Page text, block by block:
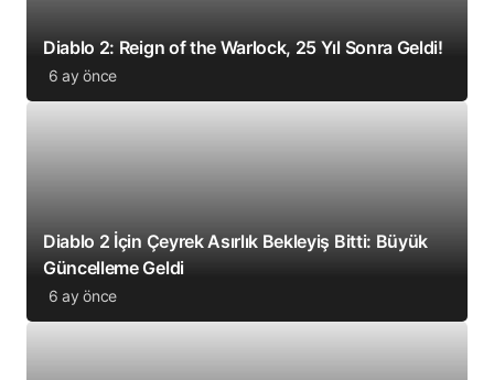
Diablo 2: Reign of the Warlock, 25 Yıl Sonra Geldi!
6 ay önce
Diablo 2 İçin Çeyrek Asırlık Bekleyiş Bitti: Büyük
Güncelleme Geldi
6 ay önce